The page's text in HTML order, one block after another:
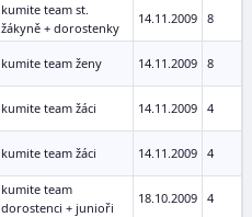
kumite team st.
žákyně + dorostenky
14.11.2009 8
kumite team ženy 14.11.2009 8
kumite team žáci 14.11.2009 4
kumite team žáci 14.11.2009 4
kumite team
dorostenci + junioři
18.10.2009 4